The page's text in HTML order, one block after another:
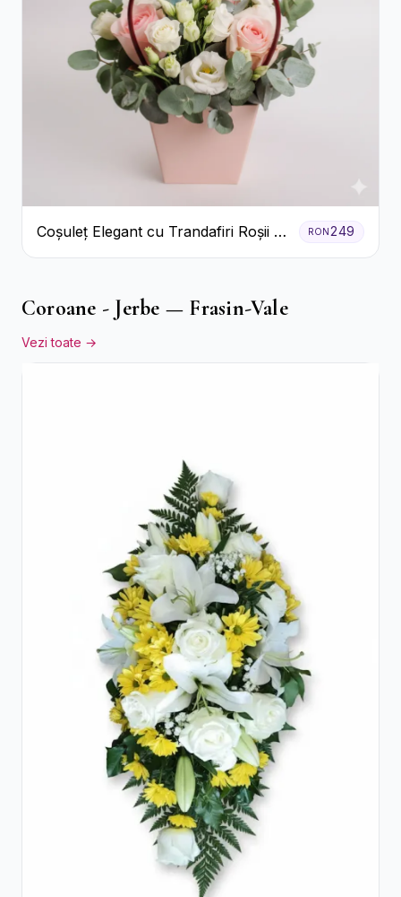
Coșuleț Elegant cu Trandafiri Roșii și
Lisianthus Alb
RON249
Coroane - Jerbe — Frasin-Vale
Vezi toate →